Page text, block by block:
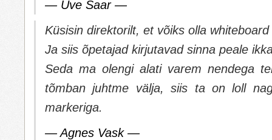
— Uve Saar —
Küsisin direktorilt, et võiks olla
Ja siis õpetajad kirjutavad sinna peale
Seda ma olengi alati varem nendega
tõmban juhtme välja, siis ta on loll
markeriga.
— Agnes Vask —